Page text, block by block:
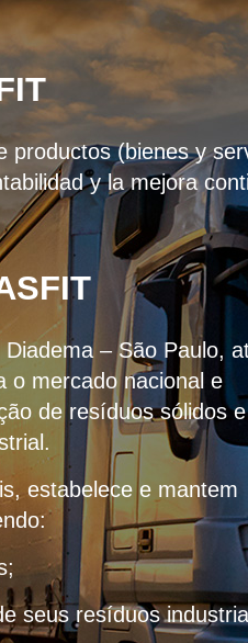
(bienes y
y la mejora
– São Paulo,
o mercado nacional e
de resíduos sólidos e
estabelece e mantem
seus resíduos